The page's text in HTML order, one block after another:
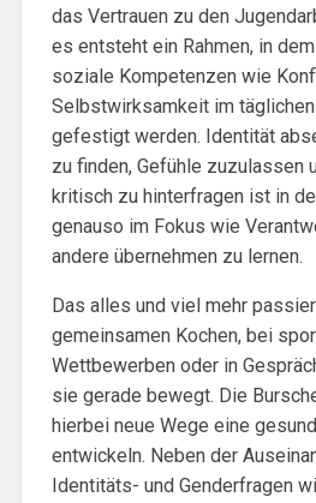
das Vertrauen zu den
es entsteht ein Rahmen, in
soziale Kompetenzen wie
Selbstwirksamkeit im
gefestigt werden. Identität
zu finden, Gefühle zuzulassen
kritisch zu hinterfragen ist in
genauso im Fokus wie
andere übernehmen zu lernen.
Das alles und viel mehr
gemeinsamen Kochen, bei
Wettbewerben oder in
sie gerade bewegt. Die
hierbei neue Wege eine
entwickeln. Neben der
Identitäts- und Genderfragen